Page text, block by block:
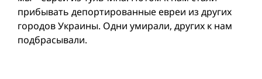
прибывать депортированные евреи из других
городов Украины. Одни умирали, других к нам
подбрасывали.